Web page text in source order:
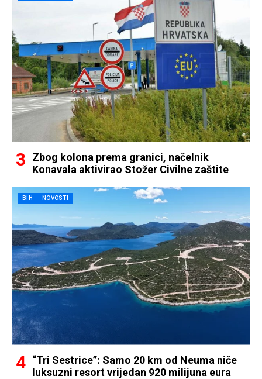
Zbog kolona prema granici, načelnik
Konavala aktivirao Stožer Civilne zaštite
BIH NOVOSTI
“Tri Sestrice”: Samo 20 km od Neuma niče
luksuzni resort vrijedan 920 milijuna eura